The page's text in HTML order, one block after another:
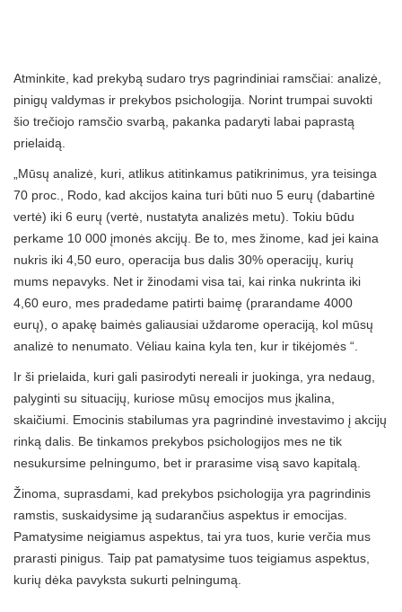
Atminkite, kad prekybą sudaro trys pagrindiniai ramsčiai: analizė,
pinigų valdymas ir prekybos psichologija. Norint trumpai suvokti
šio trečiojo ramsčio svarbą, pakanka padaryti labai paprastą
prielaidą.
„Mūsų analizė, kuri, atlikus atitinkamus patikrinimus, yra teisinga
70 proc., Rodo, kad akcijos kaina turi būti nuo 5 eurų (dabartinė
vertė) iki 6 eurų (vertė, nustatyta analizės metu). Tokiu būdu
perkame 10 000 įmonės akcijų. Be to, mes žinome, kad jei kaina
nukris iki 4,50 euro, operacija bus dalis 30% operacijų, kurių
mums nepavyks. Net ir žinodami visa tai, kai rinka nukrinta iki
4,60 euro, mes pradedame patirti baimę (prarandame 4000
eurų), o apakę baimės galiausiai uždarome operaciją, kol mūsų
analizė to nenumato. Vėliau kaina kyla ten, kur ir tikėjomės “.
Ir ši prielaida, kuri gali pasirodyti nereali ir juokinga, yra nedaug,
palyginti su situacijų, kuriose mūsų emocijos mus įkalina,
skaičiumi. Emocinis stabilumas yra pagrindinė investavimo į akcijų
rinką dalis. Be tinkamos prekybos psichologijos mes ne tik
nesukursime pelningumo, bet ir prarasime visą savo kapitalą.
Žinoma, suprasdami, kad prekybos psichologija yra pagrindinis
ramstis, suskaidysime ją sudarančius aspektus ir emocijas.
Pamatysime neigiamus aspektus, tai yra tuos, kurie verčia mus
prarasti pinigus. Taip pat pamatysime tuos teigiamus aspektus,
kurių dėka pavyksta sukurti pelningumą.